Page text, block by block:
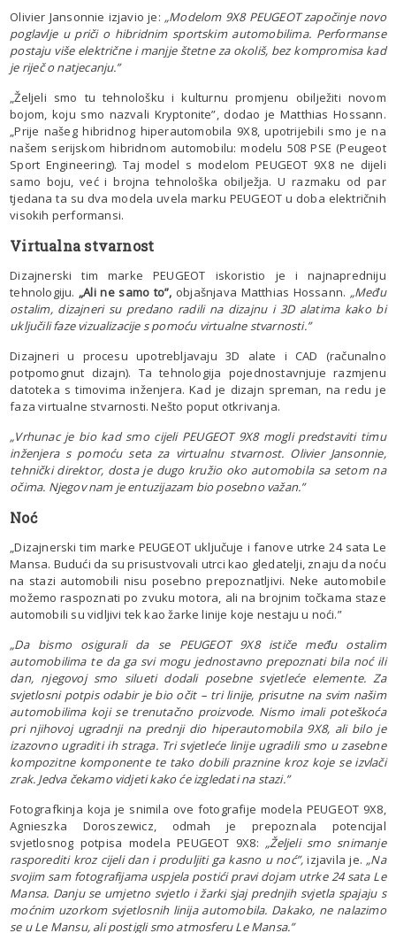
Olivier Jansonnie izjavio je: „Modelom 9X8 PEUGEOT započinje novo
poglavlje u priči o hibridnim sportskim automobilima. Performanse
postaju više električne i manjje štetne za okoliš, bez kompromisa kad
je riječ o natjecanju.”
„Željeli smo tu tehnološku i kulturnu promjenu obilježiti novom
bojom, koju smo nazvali Kryptonite”, dodao je Matthias Hossann.
„Prije našeg hibridnog hiperautomobila 9X8, upotrijebili smo je na
našem serijskom hibridnom automobilu: modelu 508 PSE (Peugeot
Sport Engineering). Taj model s modelom PEUGEOT 9X8 ne dijeli
samo boju, već i brojna tehnološka obilježja. U razmaku od par
tjedana ta su dva modela uvela marku PEUGEOT u doba električnih
visokih performansi.
Virtualna stvarnost
Dizajnerski tim marke PEUGEOT iskoristio je i najnapredniju
tehnologiju. „Ali ne samo to”, objašnjava Matthias Hossann. „Među
ostalim, dizajneri su predano radili na dizajnu i 3D alatima kako bi
uključili faze vizualizacije s pomoću virtualne stvarnosti.”
Dizajneri u procesu upotrebljavaju 3D alate i CAD (računalno
potpomognut dizajn). Ta tehnologija pojednostavnjuje razmjenu
datoteka s timovima inženjera. Kad je dizajn spreman, na redu je
faza virtualne stvarnosti. Nešto poput otkrivanja.
„Vrhunac je bio kad smo cijeli PEUGEOT 9X8 mogli predstaviti timu
inženjera s pomoću seta za virtualnu stvarnost. Olivier Jansonnie,
tehnički direktor, dosta je dugo kružio oko automobila sa setom na
očima. Njegov nam je entuzijazam bio posebno važan.”
Noć
„Dizajnerski tim marke PEUGEOT uključuje i fanove utrke 24 sata Le
Mansa. Budući da su prisustvovali utrci kao gledatelji, znaju da noću
na stazi automobili nisu posebno prepoznatljivi. Neke automobile
možemo raspoznati po zvuku motora, ali na brojnim točkama staze
automobili su vidljivi tek kao žarke linije koje nestaju u noći.”
„Da bismo osigurali da se PEUGEOT 9X8 ističe među ostalim
automobilima te da ga svi mogu jednostavno prepoznati bila noć ili
dan, njegovoj smo silueti dodali posebne svjetleće elemente. Za
svjetlosni potpis odabir je bio očit – tri linije, prisutne na svim našim
automobilima koji se trenutačno proizvode. Nismo imali poteškoća
pri njihovoj ugradnji na prednji dio hiperautomobila 9X8, ali bilo je
izazovno ugraditi ih straga. Tri svjetleće linije ugradili smo u zasebne
kompozitne komponente te tako dobili praznine kroz koje se izvlači
zrak. Jedva čekamo vidjeti kako će izgledati na stazi.”
Fotografkinja koja je snimila ove fotografije modela PEUGEOT 9X8,
Agnieszka Doroszewicz, odmah je prepoznala potencijal
svjetlosnog potpisa modela PEUGEOT 9X8: „Željeli smo snimanje
rasporediti kroz cijeli dan i produljiti ga kasno u noć”,izjavila je. „Na
svojim sam fotografijama uspjela postići pravi dojam utrke 24 sata Le
Mansa. Danju se umjetno svjetlo i žarki sjaj prednjih svjetla spajaju s
moćnim uzorkom svjetlosnih linija automobila. Dakako, ne nalazimo
se u Le Mansu, ali postigli smo atmosferu Le Mansa.”